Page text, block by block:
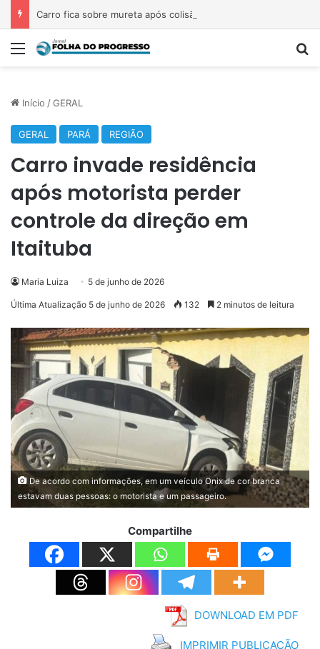
Menu
Início /GERAL
GERAL PARÁ REGIÃO
Carro invade residência
após motorista perder
controle da direção em
Itaituba
Maria Luiza 5 de junho de 2026
Última Atualização 5 de junho de 2026 132 2 minutos de leitura
De acordo com informações, em um veículo Onix de cor branca
estavam duas pessoas: o motorista e um passageiro.
Compartilhe
DOWNLOAD EM PDF
IMPRIMIR PUBLICAÇÃO